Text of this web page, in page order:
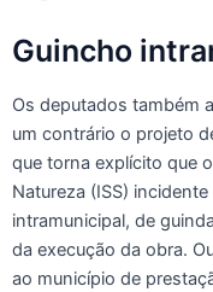
Guincho
Os deputados também
um contrário o projeto
que torna explícito que
Natureza (ISS)
intramunicipal, de
da execução da obra.
ao município de